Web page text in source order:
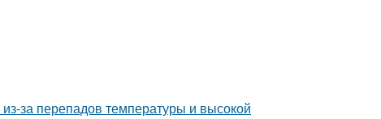
за перепадов температуры и высокой